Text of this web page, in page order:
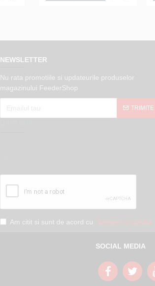
NEWSLETTER
Nu rata promotiile si updateurile produselor
magazinului FeederShop
TRIMITE
Am citit si sunt de acord cu Termeni si conditii
SOCIAL MEDIA